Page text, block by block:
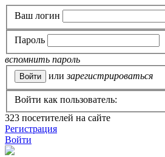
Ваш логин
Пароль
вспомнить пароль
или зарегистрироваться
Войти как пользователь:
323 посетителей на сайте
Регистрация
Войти